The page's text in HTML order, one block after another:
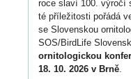
roce slaví 100. výročí
té příležitosti pořádá
se Slovenskou
SOS/BirdLife
ornitologickou
18. 10. 2026 v Brně